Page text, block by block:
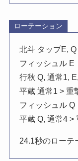
ローテーション
北斗 タップE, Q
フィッシュル E
行秋 Q, 通常1,
平蔵 通常1 > 重
フィッシュル Q
平蔵 Q, 通常4 >
24.1秒のローテ